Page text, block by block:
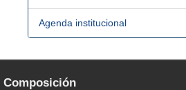
Agenda institucional
Composición